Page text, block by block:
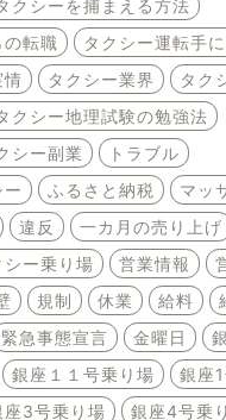
クシーを捕まえる方法
転職
タクシー運転手
情
タクシー業界
タク
クシー地理試験の勉強法
シー副業
トラブル
ふるさと納税
マッ
違反 一カ月の売り上げ
ー乗り場
営業情報
規制 休業 給料
緊急事態宣言 金曜日
銀座１１号乗り場
銀座
座3号乗り場 銀座4号乗